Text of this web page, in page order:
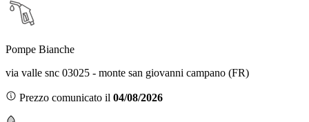
Pompe Bianche
via valle snc 03025 - monte san giovanni campano (FR)
Prezzo comunicato il 04/08/2026